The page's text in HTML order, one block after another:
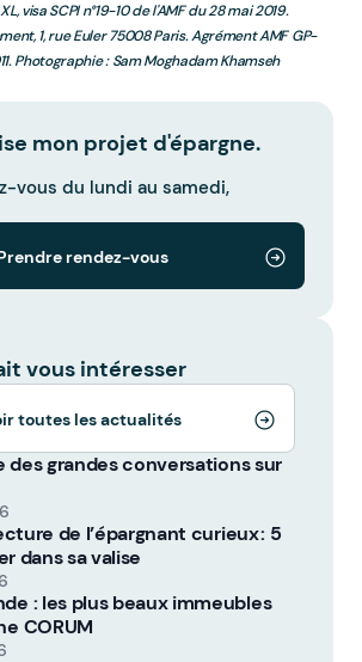
visa SCPI n°19-10 de l'AMF du 28 mai 2019.
1, rue Euler 75008 Paris. Agrément AMF GP-
Photographie : Sam Moghadam Khamseh
mon projet d'épargne.
vous du lundi au samedi,
rendez-vous
vous intéresser
toutes les actualités
des grandes conversations sur
de l’épargnant curieux : 5
dans sa valise
: les plus beaux immeubles
CORUM